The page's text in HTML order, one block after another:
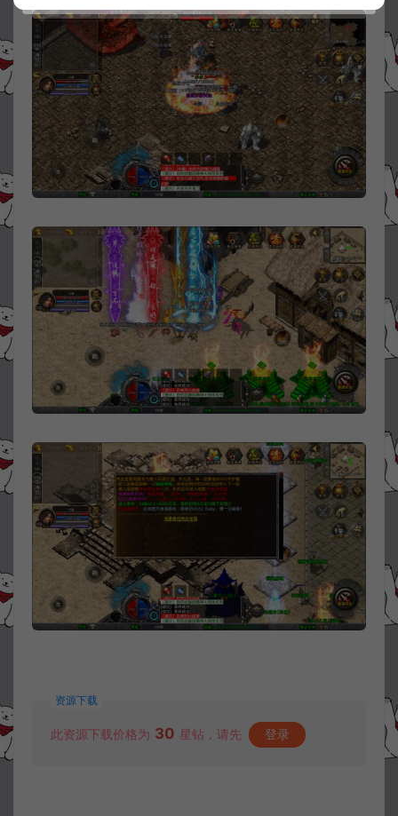
资源下载
此资源下载价格为 30 星钻，请先 登录